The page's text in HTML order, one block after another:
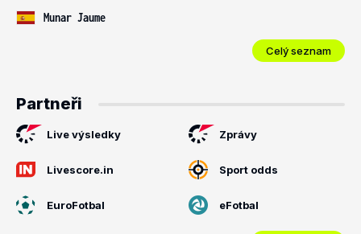
Munar Jaume
Celý seznam
Partneři
Live výsledky Zprávy
Livescore.in Sport odds
EuroFotbal eFotbal